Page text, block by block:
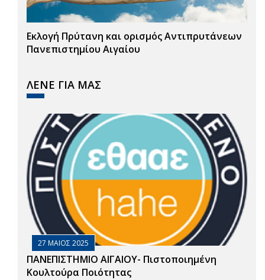
Εκλογή Πρύτανη και ορισμός Αντιπρυτάνεων
Πανεπιστημίου Αιγαίου
ΛΕΝΕ ΓΙΑ ΜΑΣ
27 ΜΑΙΟΣ 2025
ΠΑΝΕΠΙΣΤΗΜΙΟ ΑΙΓΑΙΟΥ- Πιστοποιημένη
Κουλτούρα Ποιότητας